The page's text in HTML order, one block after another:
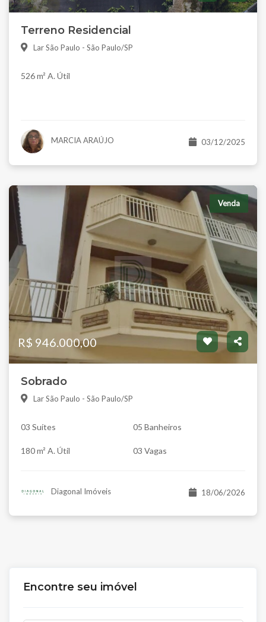
Encontre seu imóvel
Terreno Residencial
Lar São Paulo - São Paulo/SP
526 m² A. Útil
MARCIA ARAÚJO 03/12/2025
Venda
R$ 946.000,00
Sobrado
Lar São Paulo - São Paulo/SP
03 Suítes 05 Banheiros
180 m² A. Útil 03 Vagas
Diagonal Imóveis 18/06/2026